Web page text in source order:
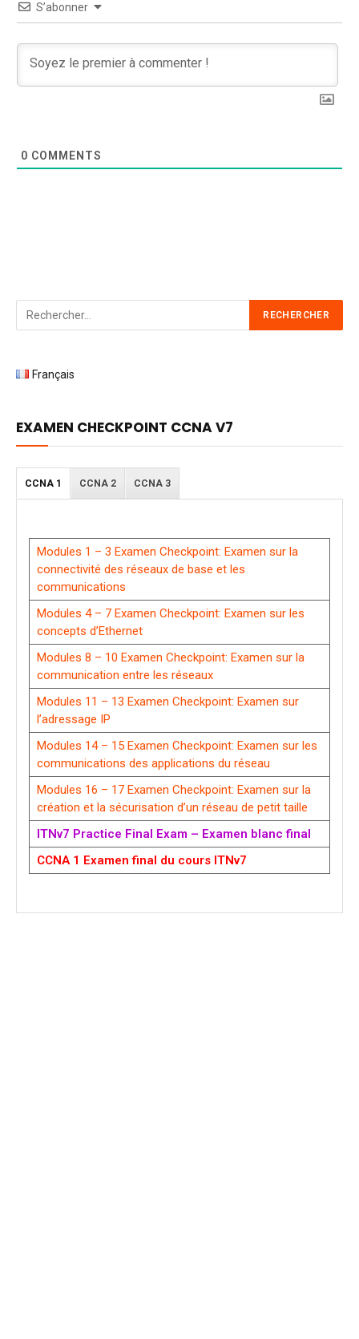
S’abonner
0 COMMENTS
Français
EXAMEN CHECKPOINT CCNA V7
CCNA 1 CCNA 2 CCNA 3
Modules 1 – 3 Examen Checkpoint: Examen sur la
connectivité des réseaux de base et les
communications
Modules 4 – 7 Examen Checkpoint: Examen sur les
concepts d’Ethernet
Modules 8 – 10 Examen Checkpoint: Examen sur la
communication entre les réseaux
Modules 11 – 13 Examen Checkpoint: Examen sur
l’adressage IP
Modules 14 – 15 Examen Checkpoint: Examen sur les
communications des applications du réseau
Modules 16 – 17 Examen Checkpoint: Examen sur la
création et la sécurisation d’un réseau de petit taille
ITNv7 Practice Final Exam – Examen blanc final
CCNA 1 Examen final du cours ITNv7